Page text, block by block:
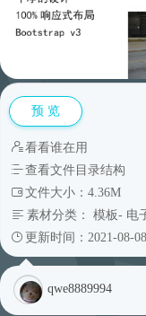
预 览
看看谁在用
查看文件目录结构
文件大小：4.36M
素材分类： 模板- 电
更新时间：2021-08-08
qwe8889994